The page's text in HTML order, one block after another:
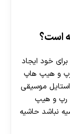
است؟
خود ایجاد
رپ و هیپ هاپ
موسیقی
رپ و هیپ
نباشد حاشیه